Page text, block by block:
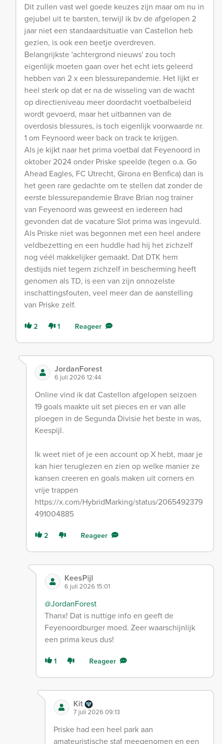
Dit zullen vast wel goede keuzes zijn maar om nu in
gejubel uit te barsten, terwijl ik bv de afgelopen 2
jaar niet een standaardsituatie van Castellon heb
gezien, is ook een beetje overdreven.
Belangrijkste 'achtergrond nieuws' zou toch
eigenlijk moeten gaan over het echt iets geleerd
hebben van 2 x een blessurepandemie. Het lijkt er
heel sterk op dat er na de wisseling van de wacht
op directieniveau meer doordacht voetbalbeleid
wordt gevoerd, maar het uitbannen van de
overdosis blessures, is toch eigenlijk voorwaarde nr.
1 om Feynoord weer back on track te krijgen.
Als je kijkt naar het prima voetbal dat Feyenoord in
oktober 2024 onder Priske speelde (tegen o.a. Go
Ahead Eagles, FC Utrecht, Girona en Benfica) dan is
het geen rare gedachte om te stellen dat zonder de
eerste blessurepandemie Brave Brian nog trainer
van Feyenoord was geweest en iedereen had
gevonden dat de vacature Slot prima was ingevuld.
Als Priske niet was begonnen met een heel andere
veldbezetting en een huddle had hij het zichzelf
nog véél makkelijker gemaakt. Dat DTK hem
destijds niet tegern zichzelf in bescherming heeft
genomen als TD, is een van zijn onnozelste
inschattingsfouten, veel meer dan de aanstelling
van Priske zelf.
2 1 Reageer
JordanForest
6 juli 2026 12:44
Online vind ik dat Castellon afgelopen seizoen
19 goals maakte uit set pieces en er van alle
ploegen in de Segunda Divisie het beste in was,
Keespijl.
Ik weet niet of je een account op X hebt, maar je
kan hier teruglezen en zien op welke manier ze
kansen creeren en goals maken uit corners en
vrije trappen
https://x.com/HybridMarking/status/2065492379
491004885
2 Reageer
KeesPijl
6 juli 2026 15:01
@JordanForest
Thanx! Dat is nuttige info en geeft de
Feyenoordburger moed. Zeer waarschijnlijk
een prima keus dus!
1 Reageer
Kit
7 juli 2026 09:13
Priske had een heel park aan
amateuristische staf meegenomen en een